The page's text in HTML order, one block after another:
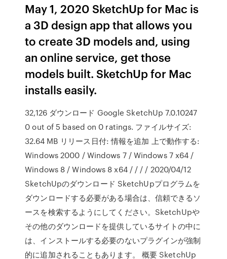
May 1, 2020 SketchUp for Mac is
a 3D design app that allows you
to create 3D models and, using
an online service, get those
models built. SketchUp for Mac
installs easily.
32,126 ダウンロード Google SketchUp 7.0.10247
0 out of 5 based on 0 ratings. ファイルサイズ:
32.64 MB リリース日付: 情報を追加 上で動作する:
Windows 2000 / Windows 7 / Windows 7 x64 /
Windows 8 / Windows 8 x64 / / / / 2020/04/12
SketchUpのダウンロード SketchUpプログラムを
ダウンロードする必要がある場合は、信頼できるソ
ースを検索するようにしてください。SketchUpや
その他のダウンロードを提供しているサイトの中に
は、インストールする必要のないプラグインが強制
的に追加されることもあります。 概要 SketchUp